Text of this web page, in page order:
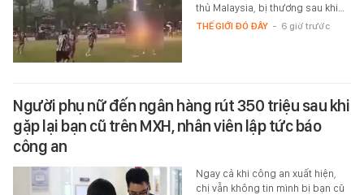
thủ Malaysia, bị thương sau khi…
THẾ GIỚI ĐÓ ĐÂY - 6 giờ trước
Người phụ nữ đến ngân hàng rút 350 triệu sau khi
gặp lại bạn cũ trên MXH, nhân viên lập tức báo
công an
Ngay cả khi công an xuất hiện,
chị vẫn không tin mình bị bạn cũ